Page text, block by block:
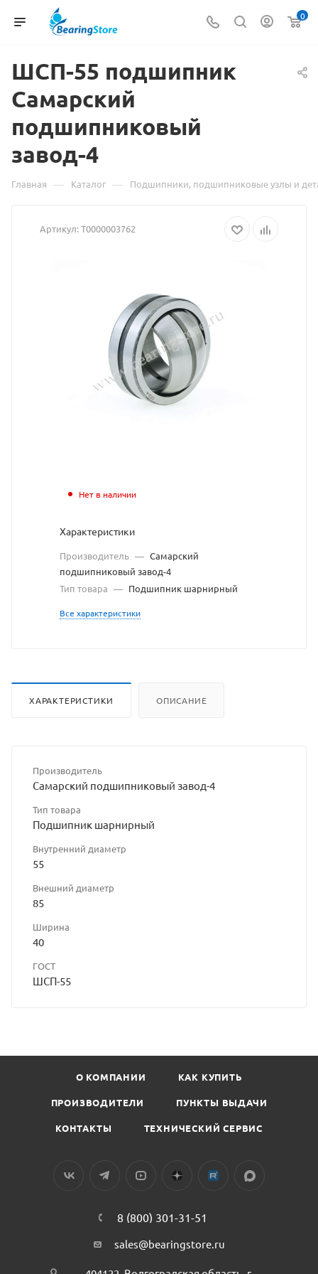
0
ШСП-55 Материал
о
товаре
подшипник
подшипниковый
взят
с
сайта
https://
по
ссылке
владельца
подшипник
Самарский
подшипниковый
завод-4
Главная — Каталог — Подшипники, подшипниковые узлы и
Артикул:Т0000003762
Нет в наличии
Характеристики
Производитель — Самарский
подшипниковый завод-4
Тип товара — Подшипник шарнирный
Все характеристики
ХАРАКТЕРИСТИКИ ОПИСАНИЕ
Производитель
Самарский подшипниковый завод-4
Тип товара
Подшипник шарнирный
Внутренний диаметр
55
Внешний диаметр
85
Ширина
40
ГОСТ
ШСП-55
О КОМПАНИИ КАК КУПИТЬ
ПРОИЗВОДИТЕЛИ ПУНКТЫ ВЫДАЧИ
КОНТАКТЫ ТЕХНИЧЕСКИЙ СЕРВИС
8 (800) 301-31-51
sales@bearingstore.ru